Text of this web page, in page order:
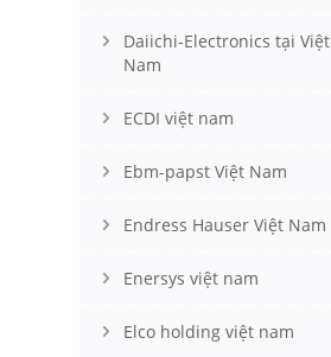
Daiichi-Electronics tại Việt
Nam
ECDI việt nam
Ebm-papst Việt Nam
Endress Hauser Việt Nam
Enersys việt nam
Elco holding việt nam